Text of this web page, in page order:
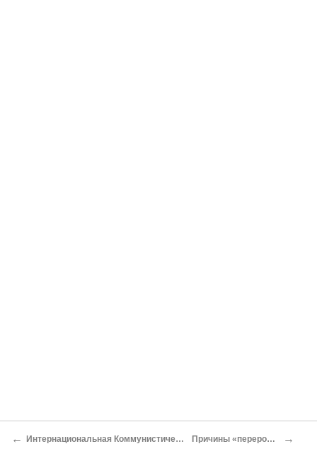
← Интернациональная Коммунистическая Партия Причины «перерождения» →